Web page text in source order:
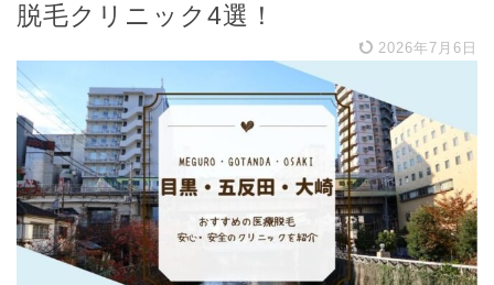
脱毛クリニック4選！
2026年7月6日